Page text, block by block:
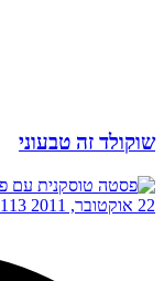
שוקולד זה טבעוני
22 אוקטובר, 2011 113